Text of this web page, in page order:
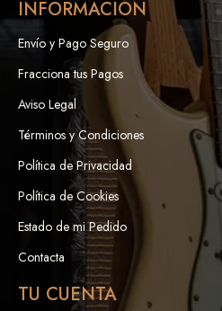
INFORMACIÓN
Envío y Pago Seguro
Fracciona tus Pagos
Aviso Legal
Términos y Condiciones
Política de Privacidad
Política de Cookies
Estado de mi Pedido
Contacta
TU CUENTA